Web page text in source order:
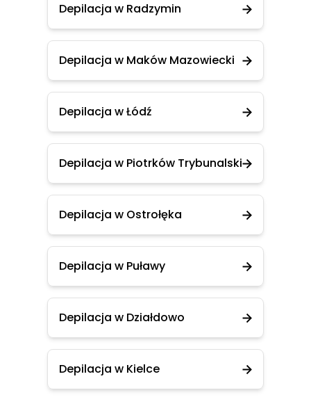
Depilacja w Radzymin
Depilacja w Maków Mazowiecki
Depilacja w Łódź
Depilacja w Piotrków Trybunalski
Depilacja w Ostrołęka
Depilacja w Puławy
Depilacja w Działdowo
Depilacja w Kielce